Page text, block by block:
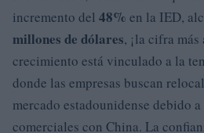
incremento del 48% en la IED,
millones de dólares, ¡la cifra
crecimiento está vinculado a la
donde las empresas buscan
mercado estadounidense debido
comerciales con China. La